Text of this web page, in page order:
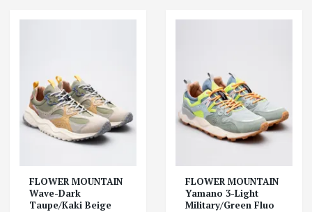
FLOWER MOUNTAIN
Wave-Dark
Taupe/Kaki Beige
FLOWER MOUNTAIN
Yamano 3-Light
Military/Green Fluo